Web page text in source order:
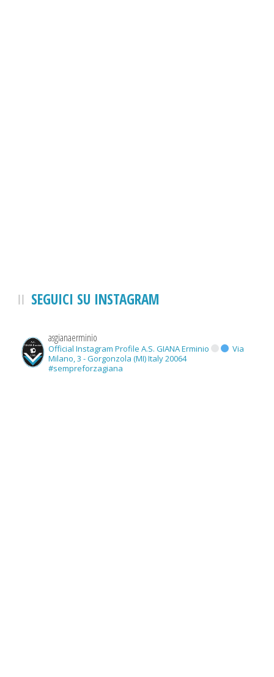
SEGUICI SU INSTAGRAM
asgianaerminio
Official Instagram Profile A.S. GIANA Erminio
Via
Milano, 3 - Gorgonzola (MI) Italy 20064
#sempreforzagiana